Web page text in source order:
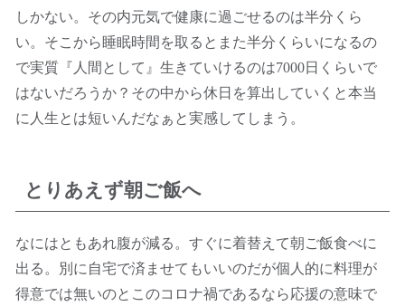
しかない。その内元気で健康に過ごせるのは半分くら
い。そこから睡眠時間を取るとまた半分くらいになるの
で実質『人間として』生きていけるのは7000日くらいで
はないだろうか？その中から休日を算出していくと本当
に人生とは短いんだなぁと実感してしまう。
とりあえず朝ご飯へ
なにはともあれ腹が減る。すぐに着替えて朝ご飯食べに
出る。別に自宅で済ませてもいいのだが個人的に料理が
得意では無いのとこのコロナ禍であるなら応援の意味で